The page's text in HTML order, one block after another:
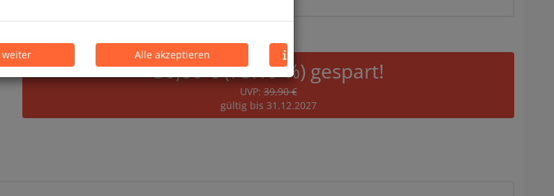
30,00 € (75.19 %) gespart!
UVP:39,90 €
gültig bis 31.12.2027
weiter Alle akzeptieren